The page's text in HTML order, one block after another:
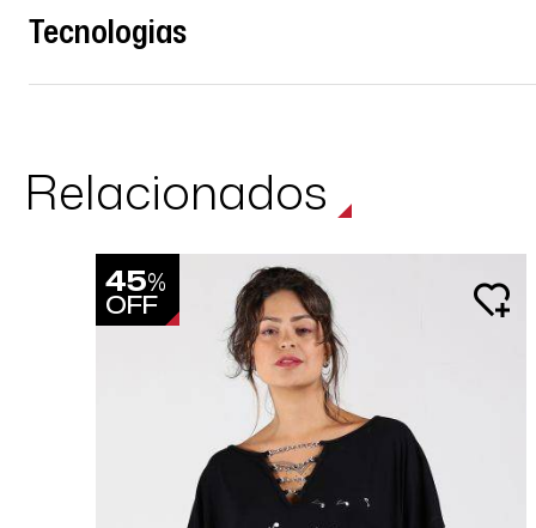
Tecnologias
Relacionados
45%
OFF